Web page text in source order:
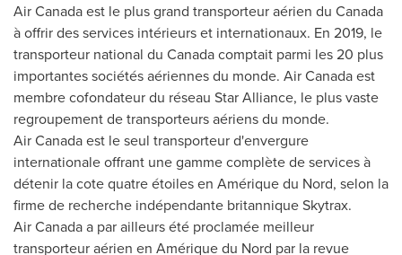
Air Canada est le plus grand transporteur aérien du Canada
à offrir des services intérieurs et internationaux. En 2019, le
transporteur national du Canadacomptait parmi les 20 plus
importantes sociétés aériennes du monde. Air Canada est
membre cofondateur du réseau Star Alliance, le plus vaste
regroupement de transporteurs aériens du monde.
Air Canada est le seul transporteur d'envergure
internationale offrant une gamme complète de services à
détenir la cote quatre étoiles en Amérique du Nord, selon la
firme de recherche indépendante britannique Skytrax.
Air Canada a par ailleurs été proclamée meilleur
transporteur aérien en Amérique du Nord par la revue